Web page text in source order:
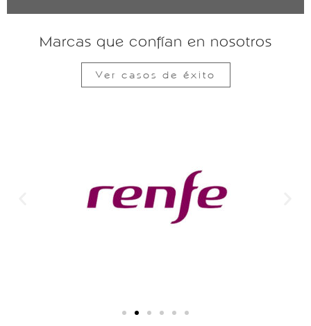
Marcas que confían en nosotros
Ver casos de éxito